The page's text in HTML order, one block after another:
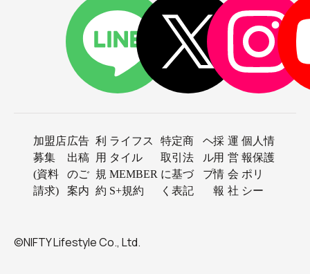
加盟店
募集
(資料
請求)
広告
出稿
のご
案内
利
用
規
約
ライフス
タイル
MEMBER
S+規約
特定商
取引法
に基づ
く表記
ヘ
ル
プ
採
用
情
報
運
営
会
社
個人情
報保護
ポリ
シー
©NIFTY Lifestyle Co., Ltd.